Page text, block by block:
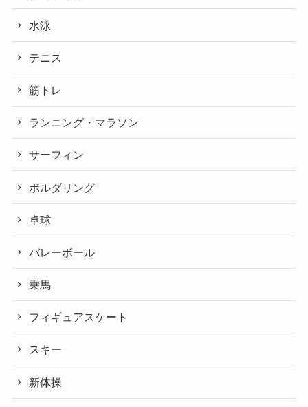
水泳
テニス
筋トレ
ランニング・マラソン
サーフィン
ボルダリング
卓球
バレーボール
乗馬
フィギュアスケート
スキー
新体操